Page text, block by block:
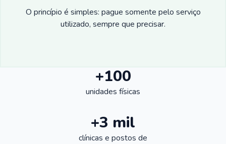
O princípio é simples: pague somente pelo serviço
utilizado, sempre que precisar.
+100
unidades físicas
+3 mil
clínicas e postos de